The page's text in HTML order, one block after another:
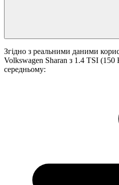
Згідно з реальними даними
Volkswagen Sharan з 1.4 TSI
середньому: